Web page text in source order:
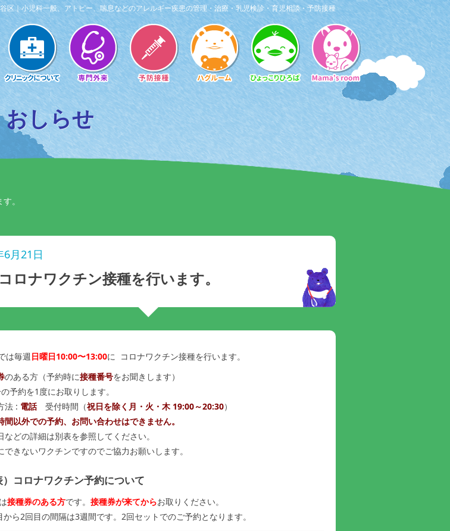
区｜小児科一般、アトピー、喘息などのアレルギー疾患の管理・治療・乳児検診・育児相談・予防接種
おしらせ
。
6月21日
ロナワクチン接種を行います。
は毎週 日曜日10:00〜13:00に コロナワクチン接種を行います。
のある方（予約時に接種番号をお聞きします）
予約を1度にお取りします。
法 : 電話受付時間（祝日を除く月・火・木 19:00～20:30）
間以外での予約、お問い合わせはできません。
などの詳細は別表を参照してください。
できないワクチンですのでご協力お願いします。
）コロナワクチン予約について
接種券のある方です。 接種券が来てからお取りください。
ら2回目の間隔は3週間です。2回セットでのご予約となります。